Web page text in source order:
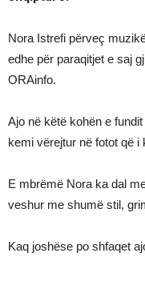
Nora Istrefi përveç
edhe për paraqitjet e saj
ORAinfo.
Ajo në këtë kohën e
kemi vërejtur në fotot që i
E mbrëmë Nora ka dal
veshur me shumë stil,
Kaq joshëse po shfaqet